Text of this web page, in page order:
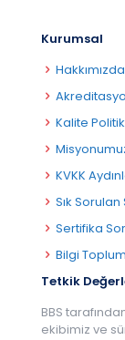
Kurumsal
Hakkımızda
Kalite
KVKK
Sık
Sertifika
Bilgi
Tetkik
BBS
ekibimiz ve